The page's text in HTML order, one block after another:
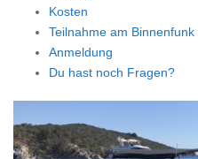
Kosten
Teilnahme am Binnenfunk
Anmeldung
Du hast noch Fragen?